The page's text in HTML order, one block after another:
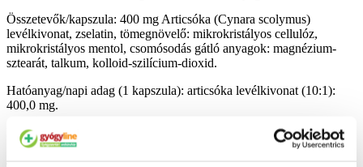
Összetevők/kapszula: 400 mg Articsóka (Cynara scolymus)
levélkivonat, zselatin, tömegnövelő: mikrokristályos cellulóz,
mikrokristályos mentol, csomósodás gátló anyagok: magnézium-
sztearát, talkum, kolloid-szilícium-dioxid.
Hatóanyag/napi adag (1 kapszula): articsóka levélkivonat (10:1):
400,0 mg.
Ebből cinarin: 20,0 mg.